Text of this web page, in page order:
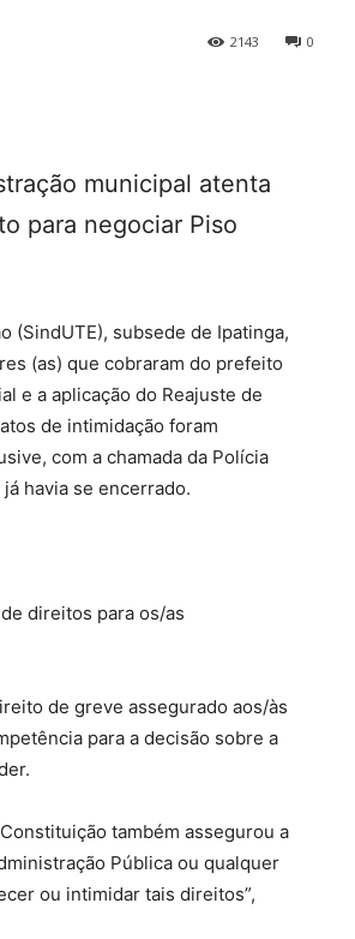
0
2143
municipal atenta
para negociar Piso
(SindUTE), subsede de Ipatinga,
(as) que cobraram do prefeito
e a aplicação do Reajuste de
de intimidação foram
com a chamada da Polícia
havia se encerrado.
direitos para os/as
de greve assegurado aos/às
para a decisão sobre a
também assegurou a
Pública ou qualquer
ou intimidar tais direitos”,